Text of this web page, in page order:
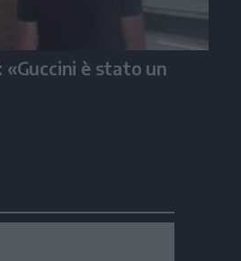
«Guccini è stato un